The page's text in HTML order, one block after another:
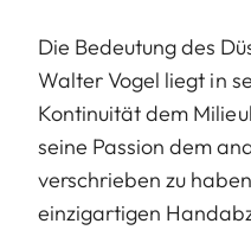
Die Bedeutung des
Walter Vogel liegt in
Kontinuität dem
seine Passion dem
verschrieben zu
einzigartigen